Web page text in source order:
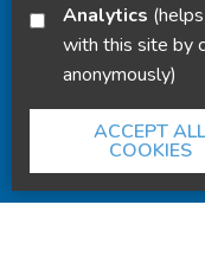
Analytics
with this site by
anonymously)
ACCEPT
COOKIES